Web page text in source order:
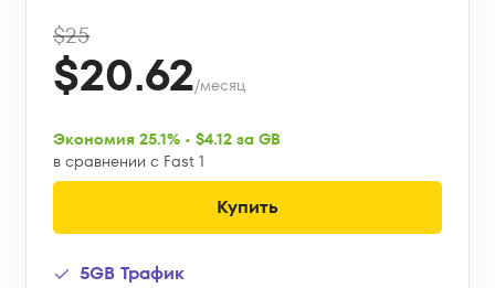
$25
$20.62/месяц
Экономия 25.1% • $4.12 за GB
в сравнении с Fast 1
Купить
5GB Трафик